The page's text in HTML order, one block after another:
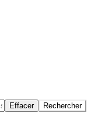
Effacer Rechercher